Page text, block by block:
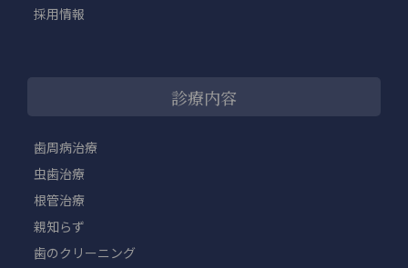
採用情報
診療内容
歯周病治療
虫歯治療
根管治療
親知らず
歯のクリーニング